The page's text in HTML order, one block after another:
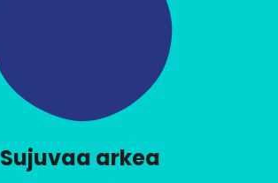
Sujuvaa arkea